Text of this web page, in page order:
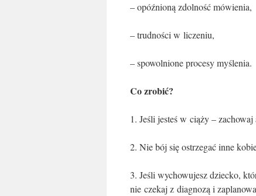
– opóźnioną zdolność mówienia,
– trudności w liczeniu,
– spowolnione procesy myślenia.
Co zrobić?
1. Jeśli jesteś w ciąży – zachowaj
2. Nie bój się ostrzegać inne
3. Jeśli wychowujesz dziecko,
nie czekaj z diagnozą i